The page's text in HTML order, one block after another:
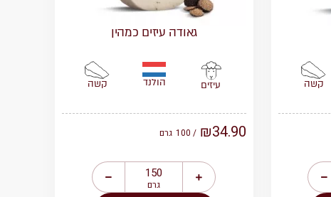
קשה
גאודה עיזים כמהין
עיזים הולנד קשה
₪34.90
/ 100 גרם
גרם